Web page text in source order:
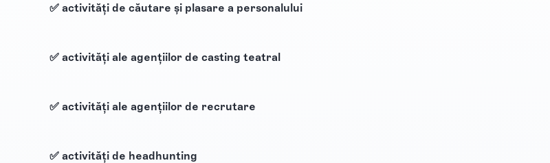
✅ activități de căutare și plasare a personalului
✅ activități ale agențiilor de casting teatral
✅ activități ale agențiilor de recrutare
✅ activități de headhunting